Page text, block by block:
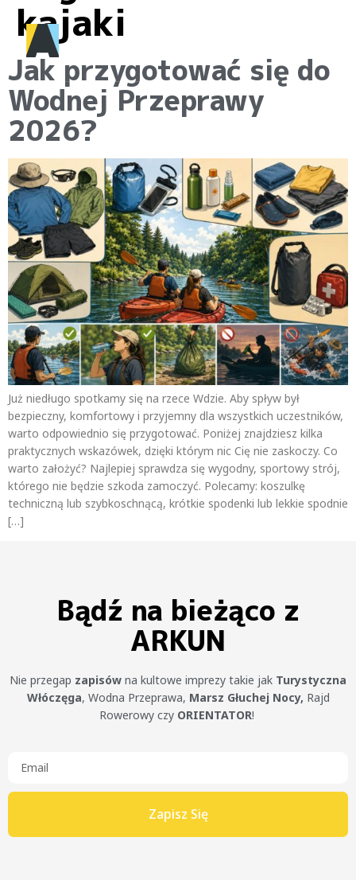
kajaki
Jak przygotować się do
Wodnej Przeprawy
2026?
Już niedługo spotkamy się na rzece Wdzie. Aby spływ był
bezpieczny, komfortowy i przyjemny dla wszystkich uczestników,
warto odpowiednio się przygotować. Poniżej znajdziesz kilka
praktycznych wskazówek, dzięki którym nic Cię nie zaskoczy. Co
warto założyć? Najlepiej sprawdza się wygodny, sportowy strój,
którego nie będzie szkoda zamoczyć. Polecamy: koszulkę
techniczną lub szybkoschnącą, krótkie spodenki lub lekkie spodnie
[…]
Bądź na bieżąco z
ARKUN
Nie przegap zapisów na kultowe imprezy takie jak Turystyczna
Włóczęga, Wodna Przeprawa, Marsz Głuchej Nocy, Rajd
Rowerowy czy ORIENTATOR!
Zapisz Się